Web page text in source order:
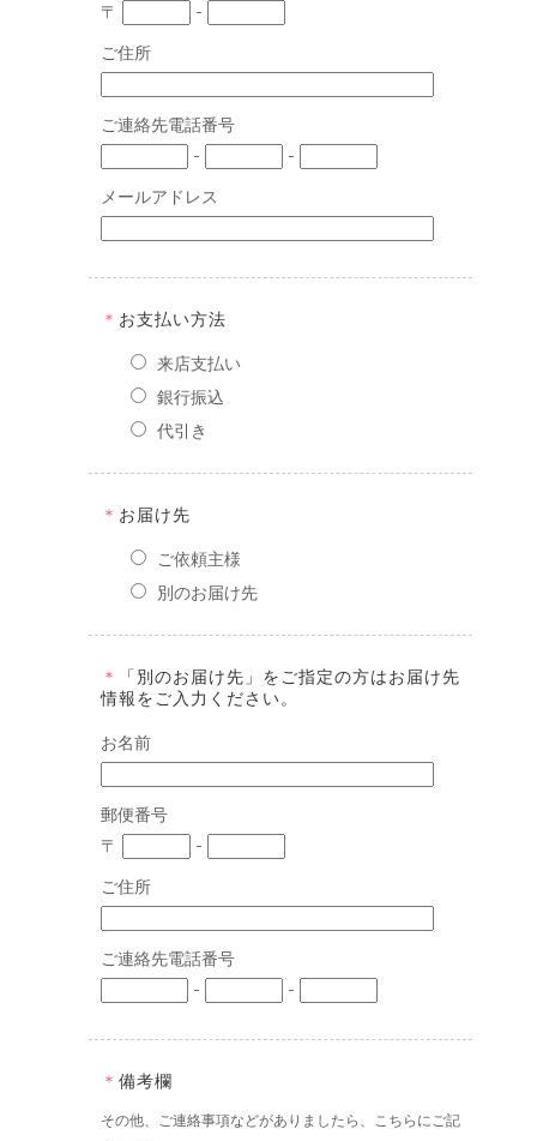
〒
-
ご住所
ご連絡先電話番号
-
-
メールアドレス
＊ お支払い方法
来店支払い
銀行振込
代引き
＊ お届け先
ご依頼主様
別のお届け先
＊
「別のお届け先」をご指定の方はお届け先
情報をご入力ください。
お名前
郵便番号
〒
-
ご住所
ご連絡先電話番号
-
-
＊ 備考欄
その他、ご連絡事項などがありましたら、こちらにご記